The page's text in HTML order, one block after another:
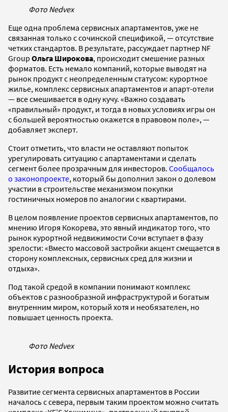
Фото Nedvex
Еще одна проблема сервисных апартаментов, уже не
связанная только с сочинской спецификой, — отсутствие
четких стандартов. В результате, рассуждает партнер NF
Group Ольга Широкова, происходит смешение разных
форматов. Есть немало компаний, которые выводят на
рынок продукт с неопределенным статусом: курортное
жилье, комплекс сервисных апартаментов и апарт-отели
— все смешивается в одну кучу. «Важно создавать
«правильный» продукт, и тогда в новых условиях игры он
с большей вероятностью окажется в правовом поле», —
добавляет эксперт.
Стоит отметить, что власти не оставляют попыток
урегулировать ситуацию с апартаментами и сделать
сегмент более прозрачным для инвесторов. Сообщалось
о законопроекте, который бы дополнил закон о долевом
участии в строительстве механизмом покупки
гостиничных номеров по аналогии с квартирами.
В целом появление проектов сервисных апартаментов, по
мнению Игоря Кокорева, это явный индикатор того, что
рынок курортной недвижимости Сочи вступает в фазу
зрелости: «Вместо массовой застройки акцент смещается в
сторону комплексных, сервисных сред для жизни и
отдыха».
Под такой средой в компании понимают комплекс
объектов с разнообразной инфраструктурой и богатым
внутренним миром, который хотя и необязателен, но
повышает ценность проекта.
Фото Nedvex
История вопроса
Развитие сегмента сервисных апартаментов в России
началось с севера, первым таким проектом можно считать